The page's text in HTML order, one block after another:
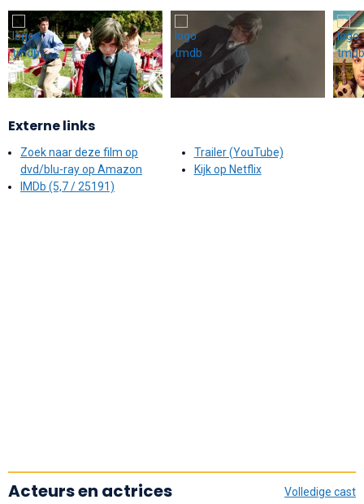
Externe links
Zoek naar deze film op
dvd/blu-ray op Amazon
IMDb (5,7 / 25191)
Trailer (YouTube)
Kijk op Netflix
Volledige cast
Acteurs en actrices